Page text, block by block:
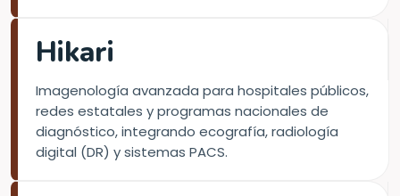
Hikari
Imagenología avanzada para hospitales públicos,
redes estatales y programas nacionales de
diagnóstico, integrando ecografía, radiología
digital (DR) y sistemas PACS.